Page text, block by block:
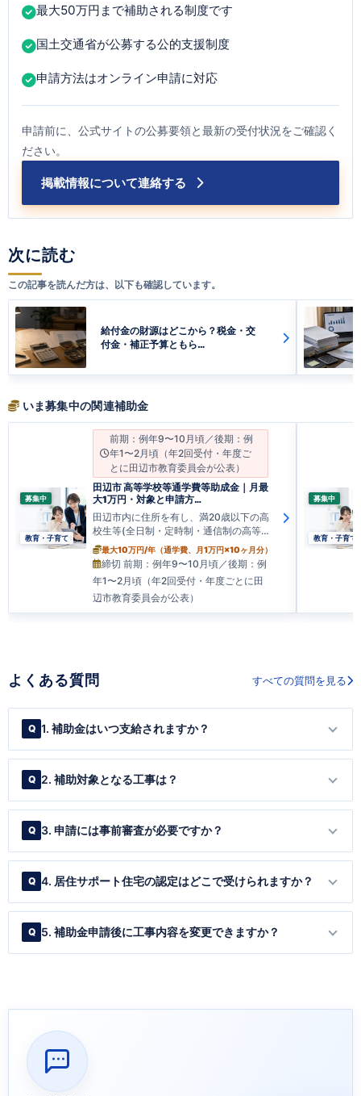
最大50万円まで補助される制度です
国土交通省が公募する公的支援制度
申請方法はオンライン申請に対応
申請前に、公式サイトの公募要領と最新の受付状況をご確認く
ださい。
掲載情報について連絡する
次に読む
この記事を読んだ方は、以下も確認しています。
給付金の財源はどこから？税金・交
付金・補正予算ともら…
いま募集中の関連補助金
募集中
教育・子育て
前期：例年9〜10月頃／後期：例
年1〜2月頃（年2回受付・年度ご
とに田辺市教育委員会が公表）
田辺市 高等学校等通学費等助成金｜月最
大1万円・対象と申請方…
田辺市内に住所を有し、満20歳以下の高
校生等(全日制・定時制・通信制の高等
学…最大10万円/年（通学費、月1万円×10ヶ月分）
締切 前期：例年9〜10月頃／後期：例
年1〜2月頃（年2回受付・年度ごとに田
辺市教育委員会が公表）
募集中
教育・子育て
よくある質問 すべての質問を見る
1. 補助金はいつ支給されますか？
2. 補助対象となる工事は？
3. 申請には事前審査が必要ですか？
4. 居住サポート住宅の認定はどこで受けられますか？
5. 補助金申請後に工事内容を変更できますか？